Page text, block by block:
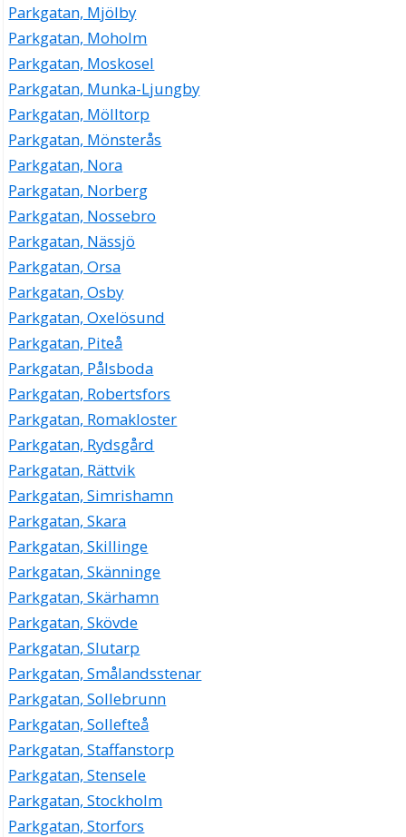
Parkgatan, Mjölby
Parkgatan, Moholm
Parkgatan, Moskosel
Parkgatan, Munka-Ljungby
Parkgatan, Mölltorp
Parkgatan, Mönsterås
Parkgatan, Nora
Parkgatan, Norberg
Parkgatan, Nossebro
Parkgatan, Nässjö
Parkgatan, Orsa
Parkgatan, Osby
Parkgatan, Oxelösund
Parkgatan, Piteå
Parkgatan, Pålsboda
Parkgatan, Robertsfors
Parkgatan, Romakloster
Parkgatan, Rydsgård
Parkgatan, Rättvik
Parkgatan, Simrishamn
Parkgatan, Skara
Parkgatan, Skillinge
Parkgatan, Skänninge
Parkgatan, Skärhamn
Parkgatan, Skövde
Parkgatan, Slutarp
Parkgatan, Smålandsstenar
Parkgatan, Sollebrunn
Parkgatan, Sollefteå
Parkgatan, Staffanstorp
Parkgatan, Stensele
Parkgatan, Stockholm
Parkgatan, Storfors